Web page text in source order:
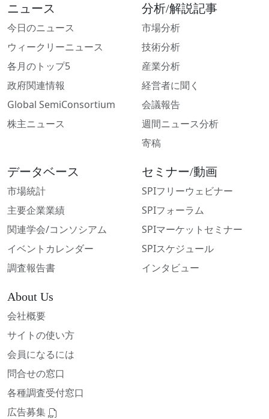
ニュース
今日のニュース
ウィークリーニュース
各月のトップ5
政府関連情報
Global SemiConsortium
株主ニュース
分析/解説記事
市場分析
技術分析
産業分析
経営者に聞く
会議報告
週間ニュース分析
寄稿
データベース
市場統計
主要企業業績
関連学会/コンソシアム
イベントカレンダー
調査報告書
セミナー/動画
SPIフリーウェビナー
SPIフォーラム
SPIマーケットセミナー
SPIスケジュール
インタビュー
About Us
会社概要
サイトの使い方
会員になるには
問合せの窓口
各種調査受付窓口
広告募集